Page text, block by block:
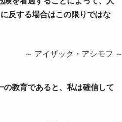
反する場合はこの限りではな
～ アイザック・アシモフ ～
教育であると、私は確信して